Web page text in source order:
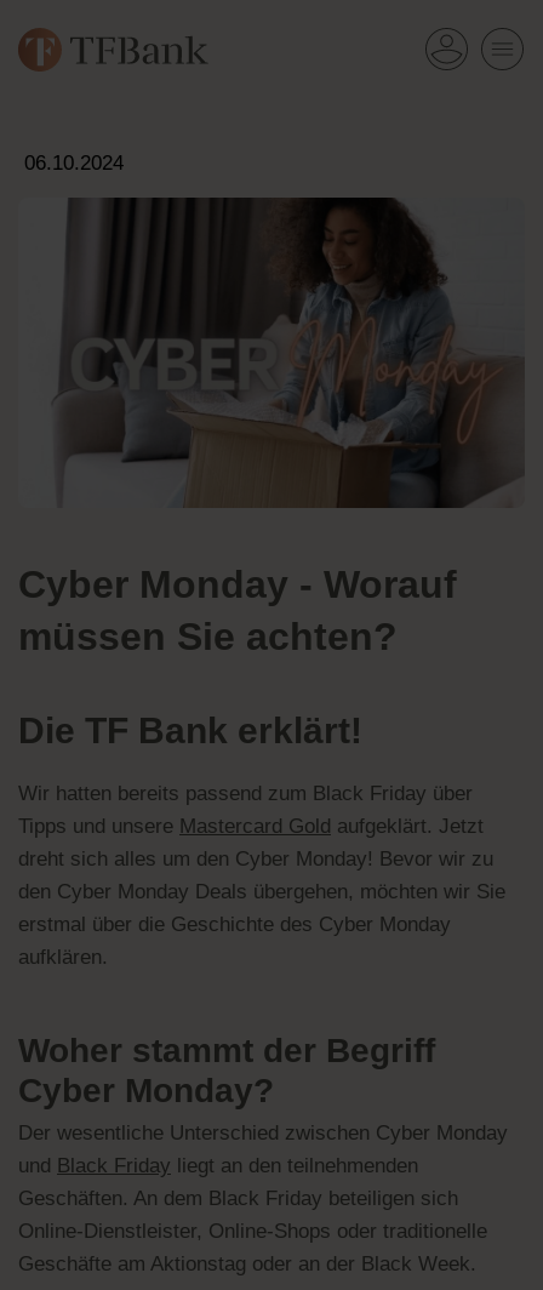
06.10.2024
Cyber Monday - Worauf
müssen Sie achten?
Die TF Bank erklärt!
Wir hatten bereits passend zum Black Friday über
Tipps und unsere Mastercard Gold aufgeklärt. Jetzt
dreht sich alles um den Cyber Monday! Bevor wir zu
den Cyber Monday Deals übergehen, möchten wir Sie
erstmal über die Geschichte des Cyber Monday
aufklären.
Woher stammt der Begriff
Cyber Monday?
Der wesentliche Unterschied zwischen Cyber Monday
und Black Friday liegt an den teilnehmenden
Geschäften. An dem Black Friday beteiligen sich
Online-Dienstleister, Online-Shops oder traditionelle
Geschäfte am Aktionstag oder an der Black Week.